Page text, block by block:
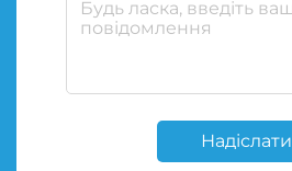
Надіслати